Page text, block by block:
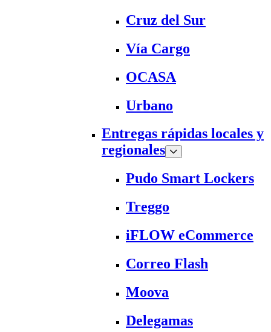
Cruz del Sur
Vía Cargo
OCASA
Urbano
Entregas rápidas locales y
regionales
Pudo Smart Lockers
Treggo
iFLOW eCommerce
Correo Flash
Moova
Delegamas